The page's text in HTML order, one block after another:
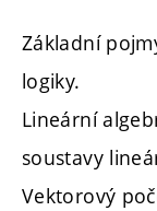
Základní
logiky.
Lineární
soustavy
Vektorový